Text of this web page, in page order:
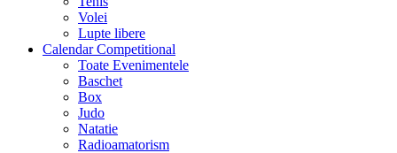
Volei
Lupte libere
Calendar Competitional
Toate Evenimentele
Baschet
Box
Judo
Natatie
Radioamatorism